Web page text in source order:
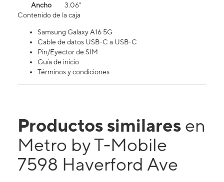
Ancho
3.06"
Contenido de la caja
Samsung Galaxy A16 5G
Cable de datos USB-C a USB-C
Pin/Eyector de SIM
Guía de inicio
Términos y condiciones
Productos similares en
Metro by T-Mobile
7598 Haverford Ave